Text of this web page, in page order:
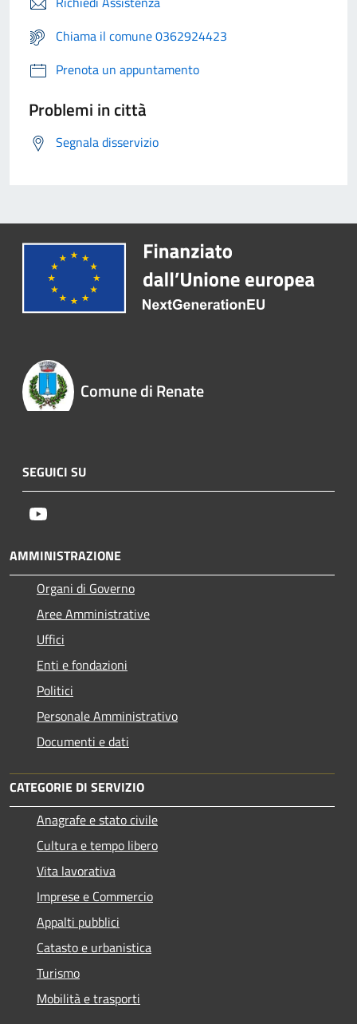
Chiama il comune 0362924423
Prenota un appuntamento
Problemi in città
Segnala disservizio
Comune di Renate
SEGUICI SU
AMMINISTRAZIONE
Organi di Governo
Aree Amministrative
Uffici
Enti e fondazioni
Politici
Personale Amministrativo
Documenti e dati
CATEGORIE DI SERVIZIO
Anagrafe e stato civile
Cultura e tempo libero
Vita lavorativa
Imprese e Commercio
Appalti pubblici
Catasto e urbanistica
Turismo
Mobilità e trasporti